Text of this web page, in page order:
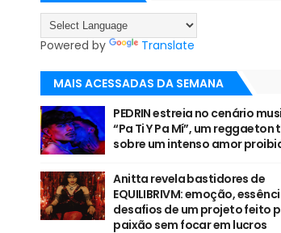
Powered by Translate
MAIS ACESSADAS DA SEMANA
PEDRIN estreia no cenário
“Pa Ti Y Pa Mí”, um reggaeton
sobre um intenso amor
Anitta revela bastidores de
EQUILIBRIVM: emoção,
desafios de um projeto feito
paixão sem focar em lucros